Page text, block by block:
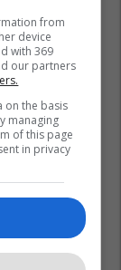
from
device
with 369
our partners
on the basis
managing
of this page
in privacy